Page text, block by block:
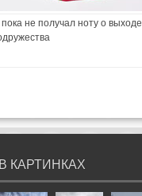
не получал ноту о выходе
КАРТИНКАХ